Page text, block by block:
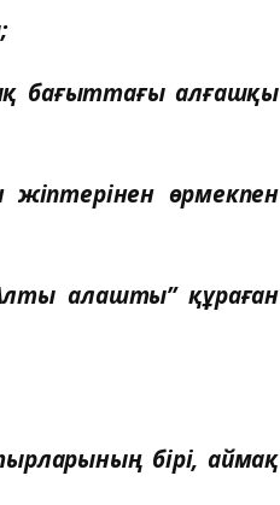
алғашқы
өрмекпен
алашты” құраған
бірі, аймақ